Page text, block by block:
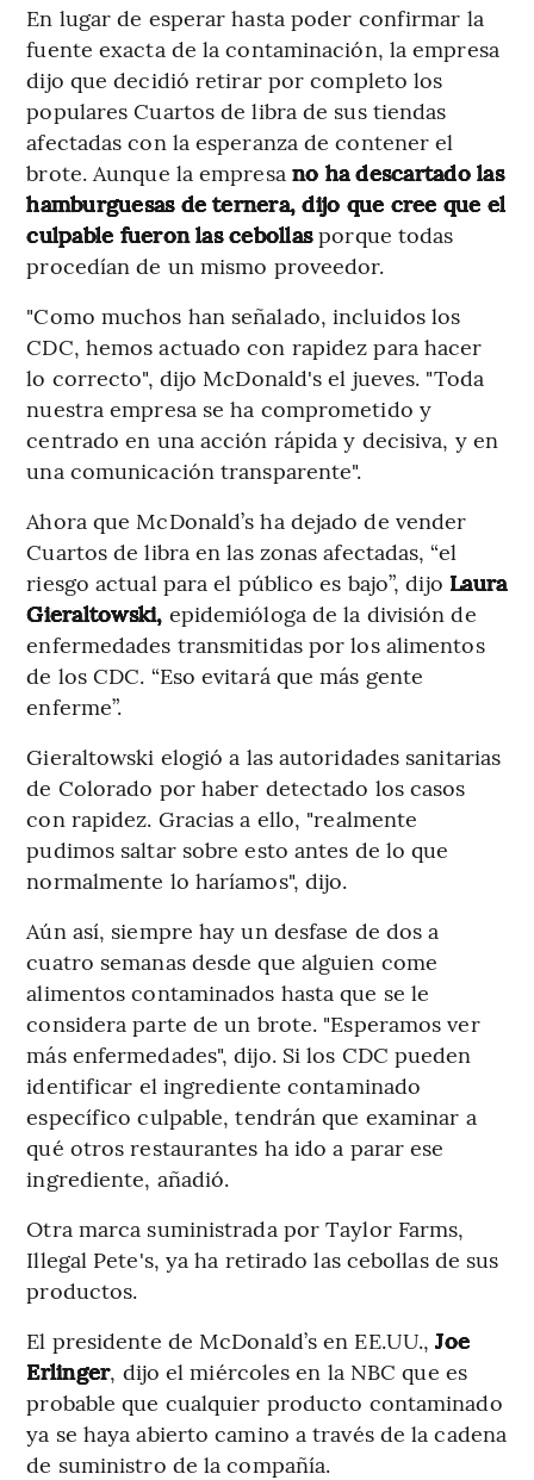
En lugar de esperar hasta poder confirmar la
fuente exacta de la contaminación, la empresa
dijo que decidió retirar por completo los
populares Cuartos de libra de sus tiendas
afectadas con la esperanza de contener el
brote. Aunque la empresa no ha descartado las
hamburguesas de ternera, dijo que cree que el
culpable fueron las cebollasporque todas
procedían de un mismo proveedor.
"Como muchos han señalado, incluidos los
CDC, hemos actuado con rapidez para hacer
lo correcto", dijo McDonald's el jueves. "Toda
nuestra empresa se ha comprometido y
centrado en una acción rápida y decisiva, y en
una comunicación transparente".
Ahora que McDonald’s ha dejado de vender
Cuartos de libra en las zonas afectadas, “el
riesgo actual para el público es bajo”, dijo Laura
Gieraltowski, epidemióloga de la división de
enfermedades transmitidas por los alimentos
de los CDC. “Eso evitará que más gente
enferme”.
Gieraltowski elogió a las autoridades sanitarias
de Colorado por haber detectado los casos
con rapidez. Gracias a ello, "realmente
pudimos saltar sobre esto antes de lo que
normalmente lo haríamos", dijo.
Aún así, siempre hay un desfase de dos a
cuatro semanas desde que alguien come
alimentos contaminados hasta que se le
considera parte de un brote. "Esperamos ver
más enfermedades", dijo. Si los CDC pueden
identificar el ingrediente contaminado
específico culpable, tendrán que examinar a
qué otros restaurantes ha ido a parar ese
ingrediente, añadió.
Otra marca suministrada por Taylor Farms,
Illegal Pete's, ya ha retirado las cebollas de sus
productos.
El presidente de McDonald’s en EE.UU.,Joe
Erlinger, dijo el miércoles en la NBC que es
probable que cualquier producto contaminado
ya se haya abierto camino a través de la cadena
de suministro de la compañía.